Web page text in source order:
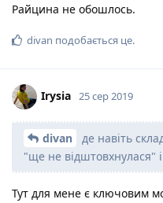
Райцина не обошлось.
divan подобається це.
Irysia 25 сер 2019
divan
де навіть
"ще не відштовхнулася"
Тут для мене є ключовим